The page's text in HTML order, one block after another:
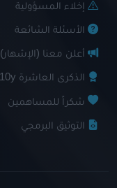
إخلاء المسؤولية
الأسئلة الشائعة
أعلن معنا (الإشهار)
الذكرى العاشرة 10y
شكراً للمساهمين
التوثيق البرمجي